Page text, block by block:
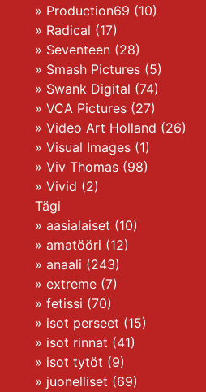
» Production69 (10)
» Radical (17)
» Seventeen(28)
» Smash Pictures(5)
» Swank Digital (74)
» VCA Pictures(27)
» Video Art Holland (26)
» Visual Images(1)
» Viv Thomas(98)
» Vivid (2)
Tägi
» aasialaiset (10)
» amatööri (12)
» anaali (243)
» extreme(7)
» fetissi (70)
» isot perseet (15)
» isot rinnat (41)
» isot tytöt (9)
» juonelliset (69)